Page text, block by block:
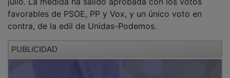
favorables de PSOE, PP y Vox, y un único voto en
contra, de la edil de Unidas-Podemos.